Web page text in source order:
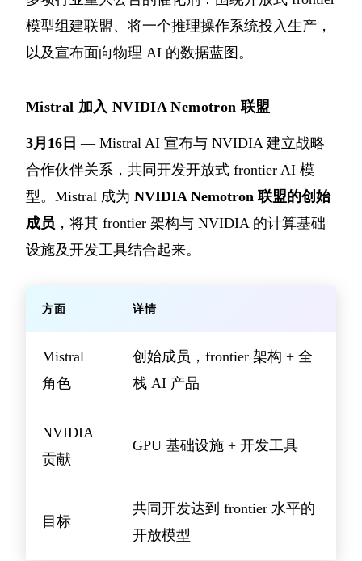
模型组建联盟、将一个推理操作系统投入生产，
以及宣布面向物理 AI 的数据蓝图。
Mistral 加入 NVIDIA Nemotron 联盟
3月16日 — Mistral AI 宣布与 NVIDIA 建立战略
合作伙伴关系，共同开发开放式 frontier AI 模
型。Mistral 成为 NVIDIA Nemotron 联盟的创始
成员 ，将其 frontier 架构与 NVIDIA 的计算基础
设施及开发工具结合起来。
方面 详情
Mistral
角色
创始成员，frontier 架构 + 全
栈 AI 产品
NVIDIA
贡献
GPU 基础设施 + 开发工具
目标
共同开发达到 frontier 水平的
开放模型